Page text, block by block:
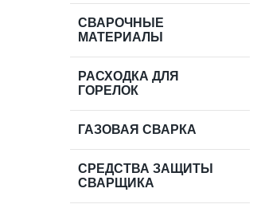
СВАРОЧНЫЕ
МАТЕРИАЛЫ
РАСХОДКА ДЛЯ
ГОРЕЛОК
ГАЗОВАЯ СВАРКА
СРЕДСТВА ЗАЩИТЫ
СВАРЩИКА